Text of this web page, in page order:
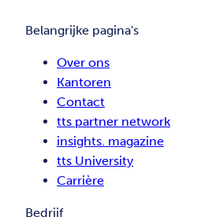
Belangrijke pagina's
Over ons
Kantoren
Contact
tts partner network
insights. magazine
tts University
Carrière
Bedrijf